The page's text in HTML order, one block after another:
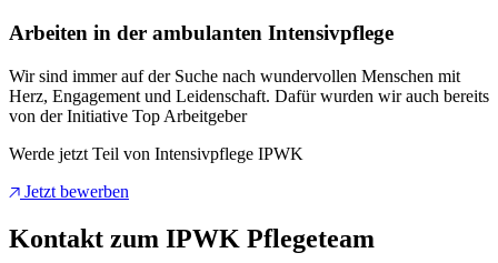
Arbeiten in der ambulanten Intensivpflege
Wir sind immer auf der Suche nach wundervollen Menschen mit
Herz, Engagement und Leidenschaft. Dafür wurden wir auch bereits
von der Initiative Top Arbeitgeber
Werde jetzt Teil von Intensivpflege IPWK
Jetzt bewerben
Kontakt zum IPWK Pflegeteam